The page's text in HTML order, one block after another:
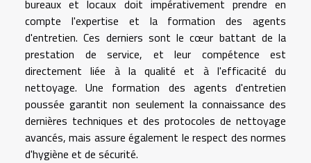
bureaux et locaux doit impérativement prendre en
compte l'expertise et la formation des agents
d'entretien. Ces derniers sont le cœur battant de la
prestation de service, et leur compétence est
directement liée à la qualité et à l'efficacité du
nettoyage. Une formation des agents d'entretien
poussée garantit non seulement la connaissance des
dernières techniques et des protocoles de nettoyage
avancés, mais assure également le respect des normes
d'hygiène et de sécurité.